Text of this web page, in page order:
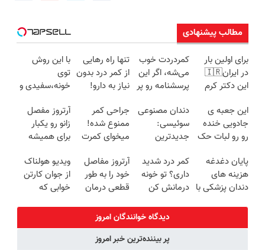
مطالب پیشنهادی
برای اولین بار
در ایران🇮🇷
این دکتر کرم
روزه ساخت!
کمردردت خوب
می‌شه، اگر این
پرسشنامه رو پر
تنها راه رهایی
از کمر درد بدون
نیاز به دارو!
با این روش
توی
خونه،سفیدی و
برگردون
(40%off)
این جعبه ی
جادویی خنده
رو رو لبات حک
خرید40%تخفیف
دندان مصنوعی
سوئیسی:
جدیدترین
سبک و مقاوم |
پرداخت قسطی
جراحی کمر
ممنوع شده!
میخوای کمرت
درمان کنی؟
((پرسش‌نامه))
آرتروز مفصل
زانو رو یکبار
برای همیشه
◗پرسش‌نامه◖
پایان دغدغه
هزینه های
دندان پزشکی با
کمر درد شدید
داری؟ تو خونه
درمانش کن
رو پرکن)
آرتروز مفاصل
خود را به طور
قطعی درمان
◗پرسش‌نامه◖
ویدیو هولناک
از جوان کارتن
خوابی که
دیدگاه خوانندگان امروز
پر بیننده‌ترین خبر امروز